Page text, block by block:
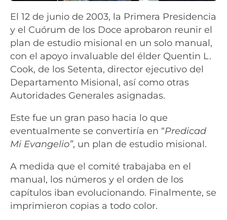
El 12 de junio de 2003, la Primera Presidencia
y el Cuórum de los Doce aprobaron reunir el
plan de estudio misional en un solo manual,
con el apoyo invaluable del élder Quentin L.
Cook, de los Setenta, director ejecutivo del
Departamento Misional, así como otras
Autoridades Generales asignadas.
Este fue un gran paso hacia lo que
eventualmente se convertiría en “Predicad
Mi Evangelio”, un plan de estudio misional.
A medida que el comité trabajaba en el
manual, los números y el orden de los
capítulos iban evolucionando. Finalmente, se
imprimieron copias a todo color.